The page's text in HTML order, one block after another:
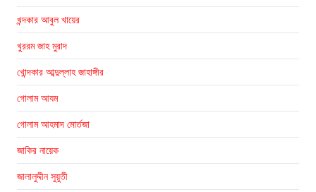
খন্দকার আবুল খায়ের
খুররম জাহ মুরাদ
খোন্দকার আব্দুল্লাহ জাহাঙ্গীর
গোলাম আযম
গোলাম আহমাদ মোর্তজা
জাকির নায়েক
জালালুদ্দীন সুয়ুতী